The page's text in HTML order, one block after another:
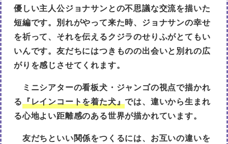
優しい主人公ジョナサンとの不思議な交流を描いた
短編です。別れがやって来た時、ジョナサンの幸せ
を祈って、それを伝えるクジラのせりふがとてもい
いんです。友だちにはつきものの出会いと別れの広
がりを感じさせてくれます。
ミニシアターの看板犬・ジャンゴの視点で描かれ
る『レインコートを着た犬』では、違いから生まれ
る心地よい距離感のある世界が描かれています。
友だちといい関係をつくるには、お互いの違いを